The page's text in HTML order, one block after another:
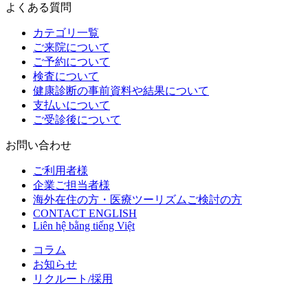
よくある質問
カテゴリ一覧
ご来院について
ご予約について
検査について
健康診断の事前資料や結果について
支払いについて
ご受診後について
お問い合わせ
ご利用者様
企業ご担当者様
海外在住の方・医療ツーリズムご検討の方
CONTACT ENGLISH
Liên hệ bằng tiếng Việt
コラム
お知らせ
リクルート/採用